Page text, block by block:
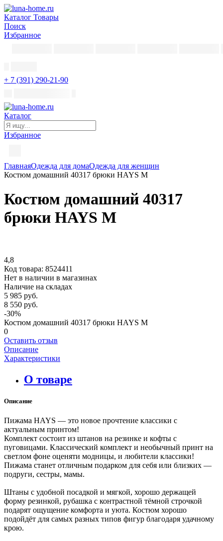
Каталог Товары
Поиск
Избранное
+ 7 (391) 290-21-90
Каталог
Избранное
ГлавнаяОдежда для домаОдежда для женщин
Костюм домашний 40317 брюки HAYS M
Костюм домашний 40317
брюки HAYS M
4,8
Код товара: 8524411
Нет в наличии в магазинах
Наличие на складах
5 985 руб.
8 550 руб.
-30%
Костюм домашний 40317 брюки HAYS M
0
Оставить отзыв
Описание
Характеристики
О товаре
Описание
Пижама HAYS — это новое прочтение классики с
актуальным принтом!
Комплект состоит из штанов на резинке и кофты с
пуговицами. Классический комплект и необычный принт на
светлом фоне оценяти модницы, и любители классики!
Пижама станет отличным подарком для себя или близких —
подруги, сестры, мамы.
Штаны с удобной посадкой и мягкой, хорошо держащей
форму резинкой, рубашка с контрастной тёмной строчкой
подарят ощущение комфорта и уюта. Костюм хорошо
подойдёт для самых разных типов фигур благодаря удачному
крою.